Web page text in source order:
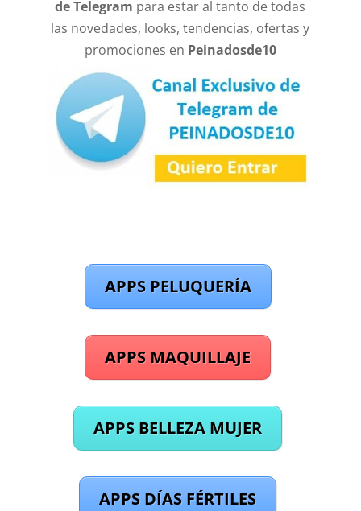
de Telegram para estar al tanto de todas
las novedades, looks, tendencias, ofertas y
promociones en Peinadosde10
APPS PELUQUERÍA
APPS MAQUILLAJE
APPS BELLEZA MUJER
APPS DÍAS FÉRTILES